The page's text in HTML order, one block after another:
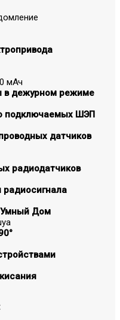
мАч
в дежурном режиме
подключаемых ШЭП
датчиков
радиодатчиков
Умный Дом